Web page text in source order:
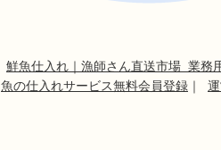
鮮魚仕入れ｜漁師さん直送市場 業務
魚の仕入れサービス無料会員登録 ｜